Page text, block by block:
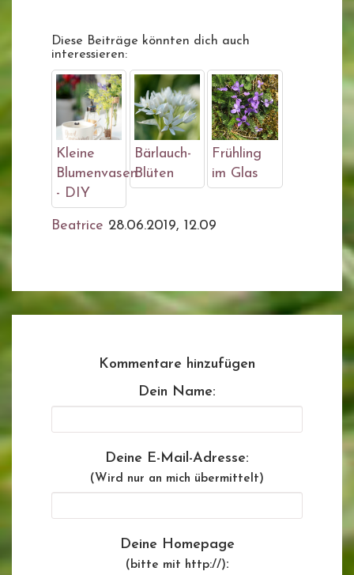
Diese Beiträge könnten dich auch
interessieren:
Kleine
Blumenvasen
- DIY
Bärlauch-
Blüten
Frühling
im Glas
Beatrice 28.06.2019, 12.09
Kommentare hinzufügen
Dein Name:
Deine E-Mail-Adresse:
(Wird nur an mich übermittelt)
Deine Homepage
(bitte mit http://):